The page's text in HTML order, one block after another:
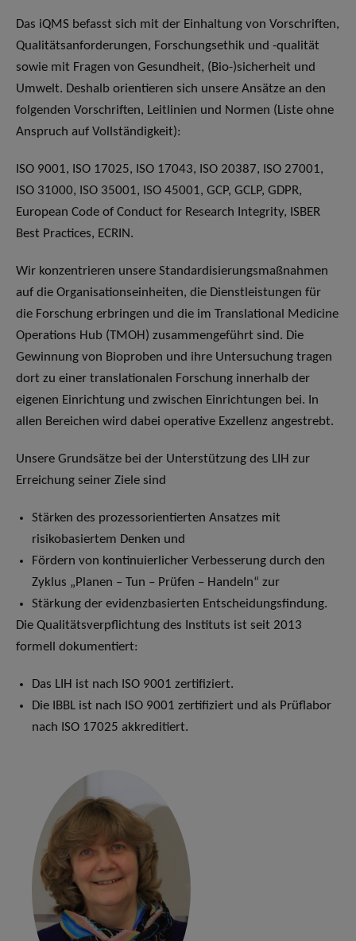
Das iQMS befasst sich mit der Einhaltung von Vorschriften,
Qualitätsanforderungen, Forschungsethik und -qualität
sowie mit Fragen von Gesundheit, (Bio-)sicherheit und
Umwelt. Deshalb orientieren sich unsere Ansätze an den
folgenden Vorschriften, Leitlinien und Normen (Liste ohne
Anspruch auf Vollständigkeit):
ISO 9001, ISO 17025, ISO 17043, ISO 20387, ISO 27001,
ISO 31000, ISO 35001, ISO 45001, GCP, GCLP, GDPR,
European Code of Conduct for Research Integrity, ISBER
Best Practices, ECRIN.
Wir konzentrieren unsere Standardisierungsmaßnahmen
auf die Organisationseinheiten, die Dienstleistungen für
die Forschung erbringen und die im Translational Medicine
Operations Hub (TMOH) zusammengeführt sind. Die
Gewinnung von Bioproben und ihre Untersuchung tragen
dort zu einer translationalen Forschung innerhalb der
eigenen Einrichtung und zwischen Einrichtungen bei. In
allen Bereichen wird dabei operative Exzellenz angestrebt.
Unsere Grundsätze bei der Unterstützung des LIH zur
Erreichung seiner Ziele sind
Stärken des prozessorientierten Ansatzes mit
risikobasiertem Denken und
Fördern von kontinuierlicher Verbesserung durch den
Zyklus „Planen – Tun – Prüfen – Handeln“ zur
Stärkung der evidenzbasierten Entscheidungsfindung.
Die Qualitätsverpflichtung des Instituts ist seit 2013
formell dokumentiert:
Das LIH ist nach ISO 9001 zertifiziert.
Die IBBL ist nach ISO 9001 zertifiziert und als Prüflabor
nach ISO 17025 akkreditiert.